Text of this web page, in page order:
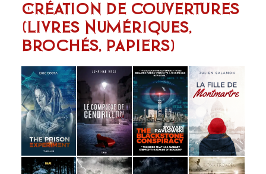
Création de couvertures
(livres Numériques,
brochés, papiers)